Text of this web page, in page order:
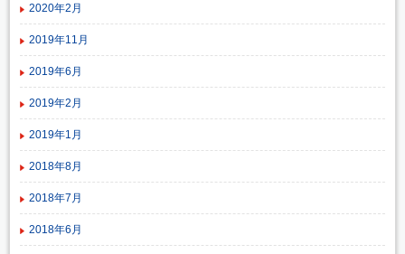
2020年2月
2019年11月
2019年6月
2019年2月
2019年1月
2018年8月
2018年7月
2018年6月